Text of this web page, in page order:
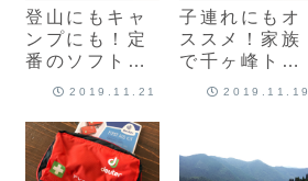
登山にもキャ
ンプにも！定
番のソフトボ
トル
プラティパ
ス）2L」を購
入♪
2019.11.21
子連れにもオ
ススメ！家族
で千ヶ峰トレ
ッキング（三
2019.11.19